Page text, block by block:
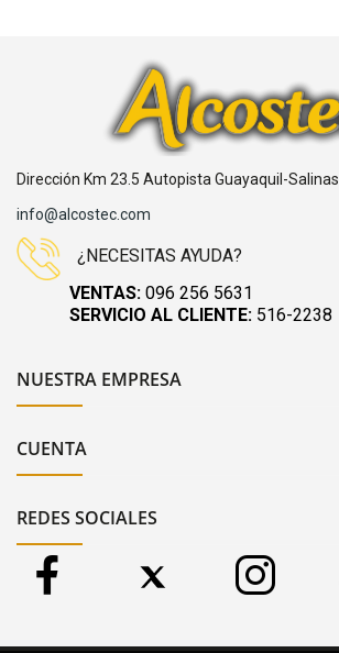
Dirección Km 23.5 Autopista Guayaquil-Salinas
info@alcostec.com
¿NECESITAS AYUDA?
VENTAS: 096 256 5631
SERVICIO AL CLIENTE: 516-2238
NUESTRA EMPRESA
CUENTA
REDES SOCIALES